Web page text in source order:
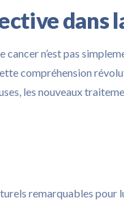
dans
n’est pas
compréhension
les nouveaux
remarquables pour